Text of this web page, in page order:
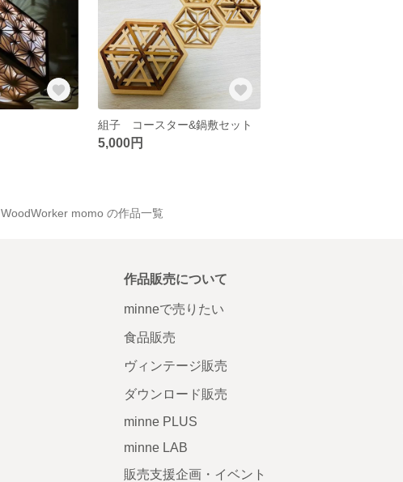
組子 コースター&鍋敷セット
5,000円
WoodWorker momo の作品一覧
作品販売について
minneで売りたい
食品販売
ヴィンテージ販売
ダウンロード販売
minne PLUS
minne LAB
販売支援企画・イベント